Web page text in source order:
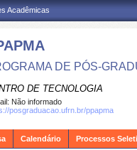
Acadêmicas
DE PÓS-
DE TECNOLOGIA
Não informado
posgraduacao.ufrn.br/ppapma
Calendário Processos